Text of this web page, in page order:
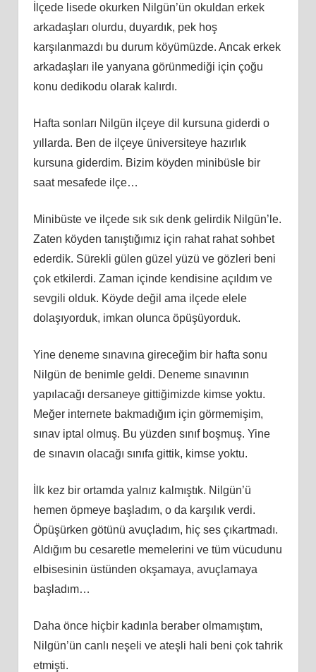
İlçede lisede okurken Nilgün’ün okuldan erkek
arkadaşları olurdu, duyardık, pek hoş
karşılanmazdı bu durum köyümüzde. Ancak erkek
arkadaşları ile yanyana görünmediği için çoğu
konu dedikodu olarak kalırdı.
Hafta sonları Nilgün ilçeye dil kursuna giderdi o
yıllarda. Ben de ilçeye üniversiteye hazırlık
kursuna giderdim. Bizim köyden minibüsle bir
saat mesafede ilçe…
Minibüste ve ilçede sık sık denk gelirdik Nilgün’le.
Zaten köyden tanıştığımız için rahat rahat sohbet
ederdik. Sürekli gülen güzel yüzü ve gözleri beni
çok etkilerdi. Zaman içinde kendisine açıldım ve
sevgili olduk. Köyde değil ama ilçede elele
dolaşıyorduk, imkan olunca öpüşüyorduk.
Yine deneme sınavına gireceğim bir hafta sonu
Nilgün de benimle geldi. Deneme sınavının
yapılacağı dersaneye gittiğimizde kimse yoktu.
Meğer internete bakmadığım için görmemişim,
sınav iptal olmuş. Bu yüzden sınıf boşmuş. Yine
de sınavın olacağı sınıfa gittik, kimse yoktu.
İlk kez bir ortamda yalnız kalmıştık. Nilgün’ü
hemen öpmeye başladım, o da karşılık verdi.
Öpüşürken götünü avuçladım, hiç ses çıkartmadı.
Aldığım bu cesaretle memelerini ve tüm vücudunu
elbisesinin üstünden okşamaya, avuçlamaya
başladım…
Daha önce hiçbir kadınla beraber olmamıştım,
Nilgün’ün canlı neşeli ve ateşli hali beni çok tahrik
etmişti.